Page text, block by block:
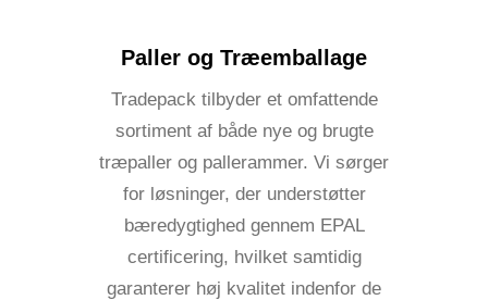
Paller og Træemballage
Tradepack tilbyder et omfattende
sortiment af både nye og brugte
træpaller og pallerammer. Vi sørger
for løsninger, der understøtter
bæredygtighed gennem EPAL
certificering, hvilket samtidig
garanterer høj kvalitet indenfor de